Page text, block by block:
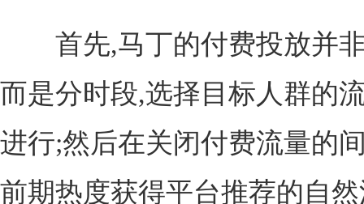
首先,马丁的付费投放并非
而是分时段,选择目标人群的
进行;然后在关闭付费流量的
前期热度获得平台推荐的自